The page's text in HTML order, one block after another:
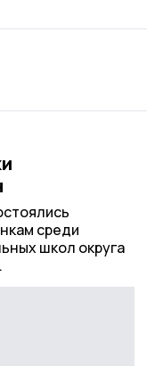
среди
школ округа